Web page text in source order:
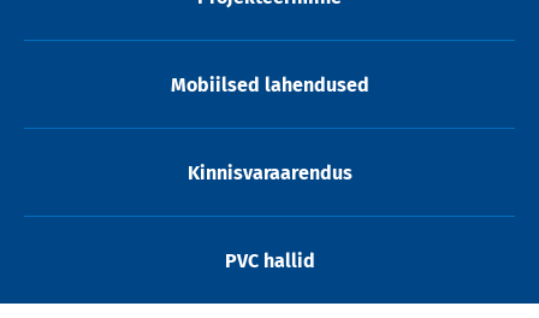
Mobiilsed lahendused
Kinnisvaraarendus
PVC hallid